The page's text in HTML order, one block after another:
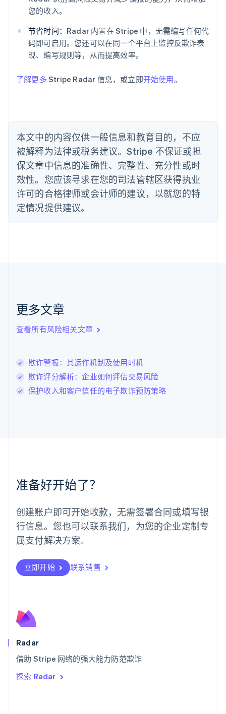
您的收入。
节省时间： Radar 内置在 Stripe 中，无需编写任何代
码即可启用。您还可以在同一个平台上监控反欺诈表
现、编写规则等，从而提高效率。
了解更多 Stripe Radar 信息，或立即开始使用。
本文中的内容仅供一般信息和教育目的，不应
被解释为法律或税务建议。Stripe 不保证或担
保文章中信息的准确性、完整性、充分性或时
效性。您应该寻求在您的司法管辖区获得执业
许可的合格律师或会计师的建议，以就您的特
定情况提供建议。
更多文章
查看所有风险相关文章
欺诈警报：其运作机制及使用时机
欺诈评分解析：企业如何评估交易风险
保护收入和客户信任的电子欺诈预防策略
准备好开始了？
创建账户即可开始收款，无需签署合同或填写银
行信息。您也可以联系我们，为您的企业定制专
属支付解决方案。
立即开始 联系销售
Radar
借助 Stripe 网络的强大能力防范欺诈
探索 Radar
奥地利
DeutschEnglish
English
巴西
PortuguêsEnglish
比利时
丹麦
English
德国
DeutschEnglish
法国
Français English
芬兰
English Svenska
荷兰
立陶宛
列支敦士登
FrançaisDeutschEnglish
罗马尼亚
English
马尔他
English
葡萄牙
日本
日本語 English
瑞典
SvenskaEnglish
Deutsch FrançaisItaliano English
塞浦路斯
斯洛文尼亚
English
ไทย
希腊
English
西班牙